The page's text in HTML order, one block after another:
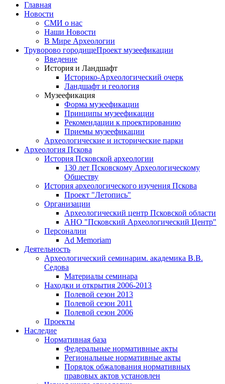
Главная
Новости
СМИ о нас
Наши Новости
В Мире Археологии
Труворово городищеПроект музеефикации
Введение
История и Ландшафт
Историко-Археологический очерк
Ландшафт и геология
Музеефикация
Форма музеефикации
Принципы музеефикации
Рекомендации к проектированию
Приемы музеефикации
Археологические и исторические парки
Археология Пскова
История Псковской археологии
130 лет Псковскому Археологическому
Обществу
История археологического изучения Пскова
Проект "Летопись"
Организации
Археологический центр Псковской области
АНО "Псковский Археологический Центр"
Персоналии
Ad Memoriam
Деятельность
Археологический семинарим. академика В.В.
Седова
Материалы семинара
Находки и открытия 2006-2013
Полевой сезон 2013
Полевой сезон 2011
Полевой сезон 2006
Проекты
Наследие
Нормативная база
Федеральные нормативные акты
Региональные нормативные акты
Порядок обжалования нормативных
правовых актов установлен